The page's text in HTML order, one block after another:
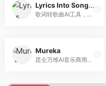
Lyrics Into Song AI
歌词转歌曲AI工具，支持将歌词转化为完整歌曲。面向歌词创作者和音乐爱好者，提供歌词谱曲、编曲制作等服务，歌词音乐化效率高。
Mureka
昆仑万维AI音乐商用创作平台，专注于商业音乐授权。面向企业和商业用户，提供版权音乐生成、商用授权等服务，音乐版权清晰，商业应用安全。